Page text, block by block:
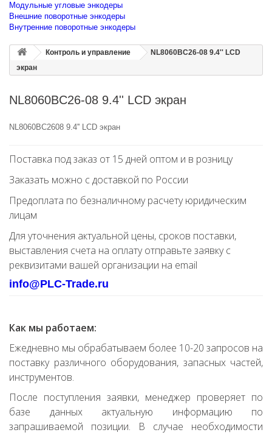
Модульные угловые энкодеры
Внешние поворотные энкодеры
Внутренние поворотные энкодеры
Контроль и управление
NL8060BC26-08 9.4'' LCD
экран
NL8060BC26-08 9.4'' LCD экран
NL8060BC2608 9.4'' LCD экран
Поставка под заказ от 15 дней оптом и в розницу
Заказать можно с доставкой по России
Предоплата по безналичному расчету юридическим
лицам
Для уточнения актуальной цены, сроков поставки,
выставления счета на оплату отправьте заявку с
реквизитами вашей организации на email
info@PLC-Trade.ru
Как мы работаем:
Ежедневно мы обрабатываем более 10-20 запросов на
поставку различного оборудования, запасных частей,
инструментов.
После поступления заявки, менеджер проверяет по
базе данных актуальную информацию по
запрашиваемой позиции. В случае необходимости